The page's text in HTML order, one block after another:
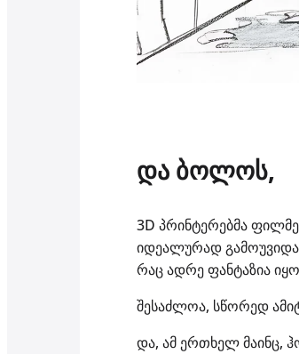
და ბოლოს,
3D პრინტერებმა
იდეალურად
რაც ადრე ფანტაზია
შესაძლოა, სწორედ
და, ამ ერთხელ მაინც,